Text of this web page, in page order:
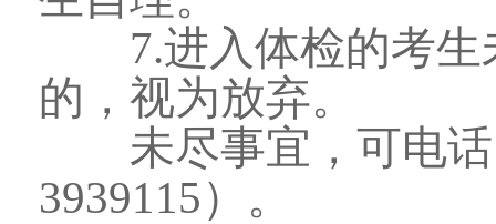
7.进入体检的考生
的，视为放弃。
未尽事宜，可电话
3939115）。